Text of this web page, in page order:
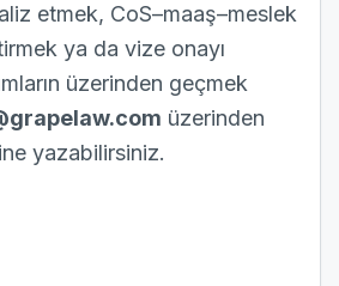
etmek, CoS–maaş–meslek
ya da vize onayı
üzerinden geçmek
üzerinden
yazabilirsiniz.